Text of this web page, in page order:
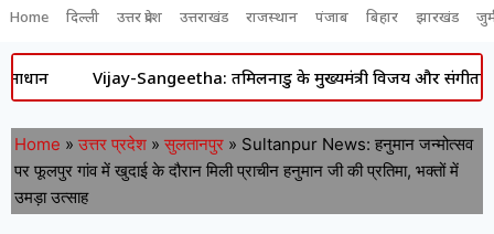
Home दिल्ली उत्तर प्रदेश उत्तराखंड राजस्थान पंजाब बिहार झारखंड
Vijay-Sangeetha: तमिलनाडु के मुख्यमंत्री विजय और संगीता के रिश्ते
Home » उत्तर प्रदेश » सुलतानपुर » Sultanpur News: हनुमान जन्मोत्सव
पर फूलपुर गांव में खुदाई के दौरान मिली प्राचीन हनुमान जी की प्रतिमा, भक्तों में
उमड़ा उत्साह